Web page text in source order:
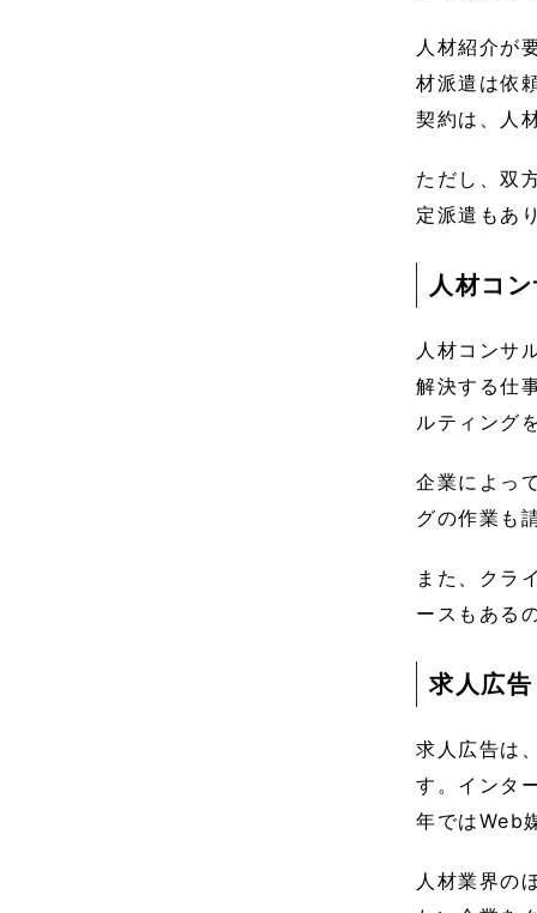
人材紹介が
材派遣は依
契約は、人
ただし、双
定派遣もあ
人材コ
人材コンサ
解決する仕
ルティング
企業によっ
グの作業も
また、クラ
ースもある
求人広告
求人広告は
す。インタ
年ではWeb
人材業界の